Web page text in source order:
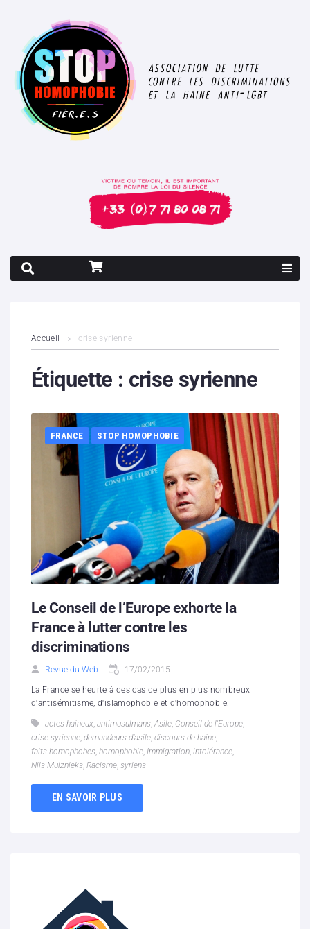
Contenus litigieux
Boutique
Partenaires
Hébergement solidaire
Accueil crise syrienne
Étiquette : crise syrienne
FRANCE STOP HOMOPHOBIE
Le Conseil de l’Europe exhorte la
France à lutter contre les
discriminations
Revue du Web 17/02/2015
La France se heurte à des cas de plus en plus nombreux
d'antisémitisme, d'islamophobie et d'homophobie.
actes haineux, antimusulmans, Asile, Conseil de l'Europe,
crise syrienne, demandeurs d’asile, discours de haine,
faits homophobes, homophobie, Immigration, intolérance,
Nils Muiznieks, Racisme, syriens
EN SAVOIR PLUS